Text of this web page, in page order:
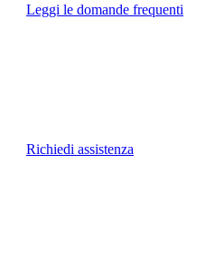
Leggi le domande frequenti
Richiedi assistenza